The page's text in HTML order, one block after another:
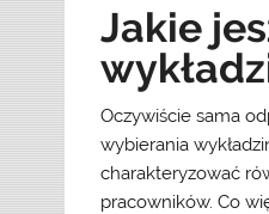
Jakie
Oczywiście sama
wybierania
charakteryzować
pracowników. Co